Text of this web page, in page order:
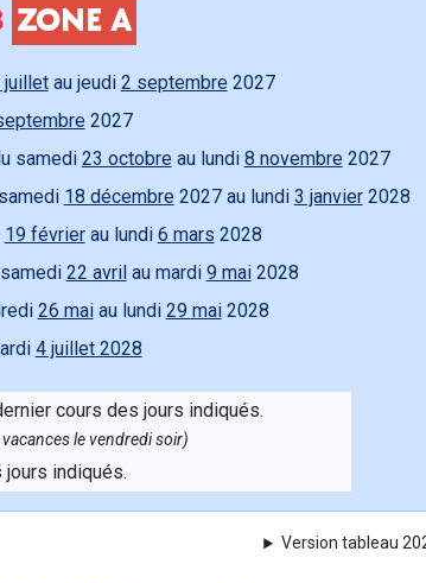
ZONE A
juilletau jeudi 2 septembre 2027
2027
samedi 23 octobre au lundi 8 novembre 2027
18 décembre 2027 au lundi 3 janvier2028
19 févrierau lundi 6 mars 2028
22 avril au mardi 9 mai2028
26 maiau lundi 29 mai2028
4 juillet 2028
cours des jours indiqués.
le vendredi soir)
indiqués.
Version tableau